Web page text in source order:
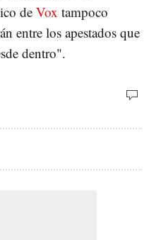
de Vox tampoco
entre los apestados que
dentro".